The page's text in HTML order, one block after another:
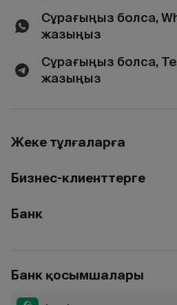
Сұрағыңыз болса,
жазыңыз
Сұрағыңыз болса,
жазыңыз
Жеке тұлғаларға
Бизнес-клиенттерге
Банк
Банк қосымшалары